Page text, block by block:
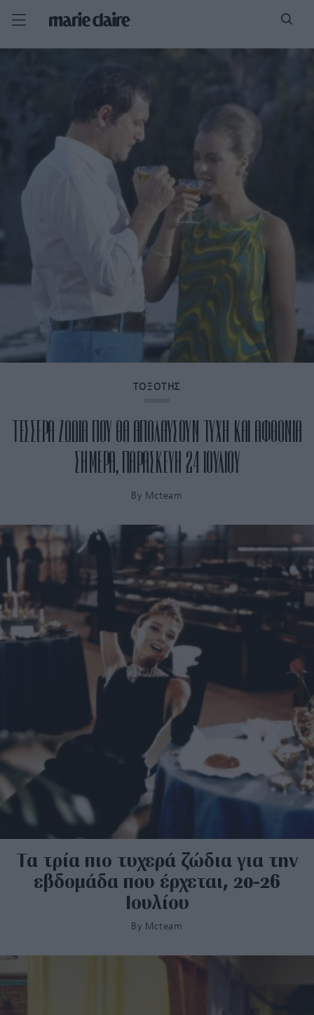
ΤΟΞΟΤΗΣ
ΤΕΣΣΕΡΑ ΖΩΔΙΑ ΠΟΥ ΘΑ ΑΠΟΛΑΥΣΟΥΝ ΤΥΧΗ ΚΑΙ ΑΦΘΟΝΙΑ
ΣΗΜΕΡΑ, ΠΑΡΑΣΚΕΥΗ 24 ΙΟΥΛΙΟΥ
By Mcteam
Τα τρία πιο τυχερά ζώδια για την
εβδομάδα που έρχεται, 20-26
Ιουλίου
By Mcteam